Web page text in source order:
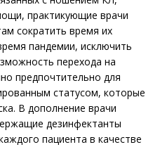
практикующие врачи
сократить время их
пандемии, исключить
перехода на
предпочтительно для
статусом, которые
В дополнение врачи
дезинфектанты
пациента в качестве